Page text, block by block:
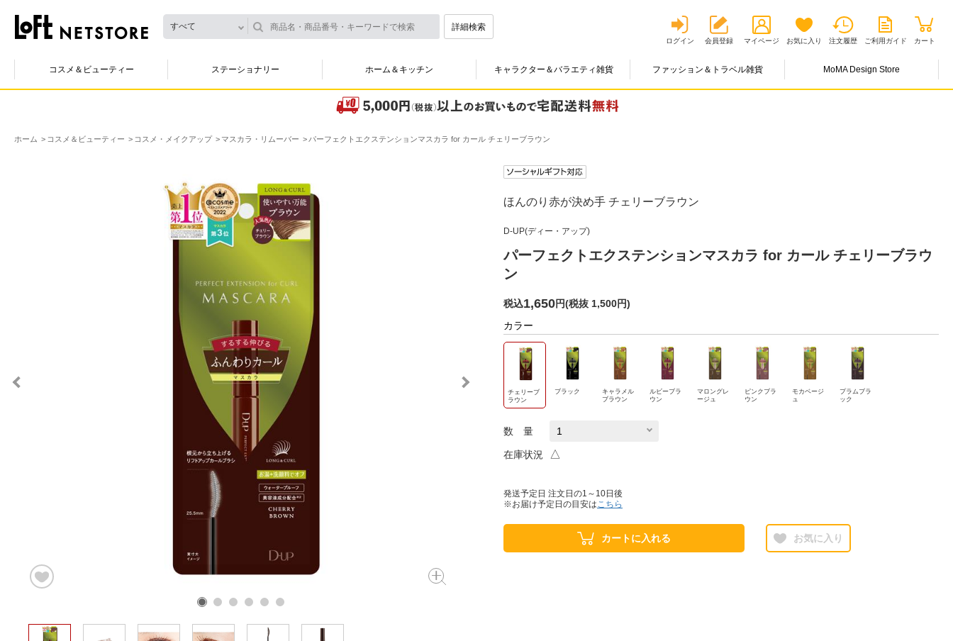
すべて 詳細検索
ログイン 会員登録 マイページ お気に入り 注文履歴 ご利用ガイド カート
コスメ＆ビューティー ステーショナリー ホーム＆キッチン キャラクター＆バラエティ雑貨 ファッション＆トラベル雑貨 MoMA Design Store
ホーム コスメ＆ビューティー コスメ・メイクアップ マスカラ・リムーバー パーフェクトエクステンションマスカラ for カール チェリーブラウン
ほんのり赤が決め手 チェリーブラウン
D-UP(ディー・アップ)
パーフェクトエクステンションマスカラ for カール チェリーブラウ
ン
税込1,650円(税抜 1,500円)
カラー
チェリーブ
ラウン
ブラック
キャラメル
ブラウン
ルビーブラ
ウン
マロングレ
ージュ
ピンクブラ
ウン
モカベージ
ュ
プラムブラ
ック
数 量
在庫状況 △
発送予定日 注文日の1～10日後
※お届け予定日の目安はこちら
カートに入れる お気に入り